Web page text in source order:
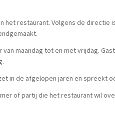
het restaurant. Volgens de directie
maandag tot en met vrijdag.
in de afgelopen jaren en spreekt
of partij die het restaurant wil